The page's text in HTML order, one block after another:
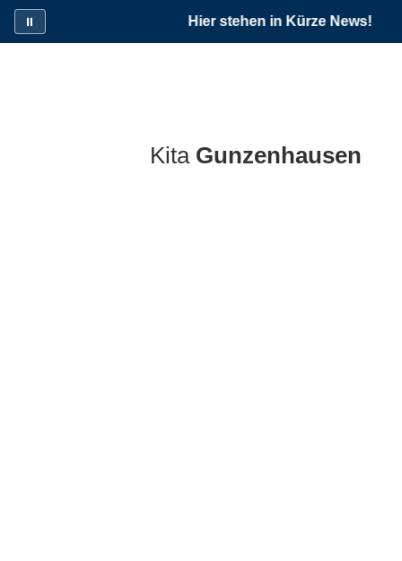
⏸
Laufschrift pausieren
Hier stehen in Kürze News!
Kita Gunzenhausen